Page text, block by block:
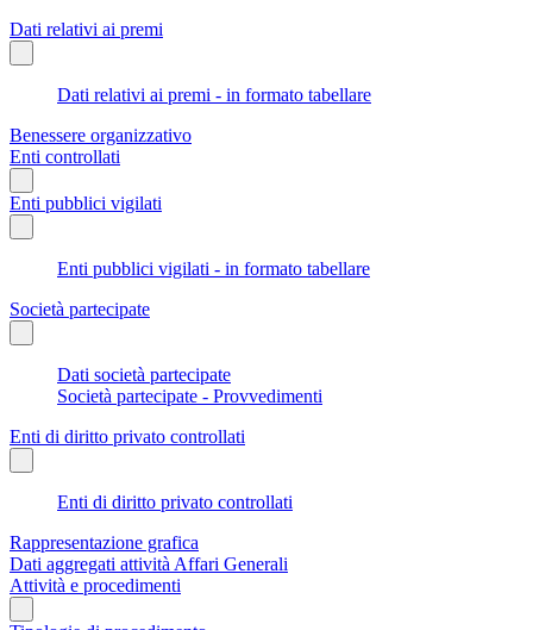
Dati relativi ai premi
Dati relativi ai premi - in formato tabellare
Benessere organizzativo
Enti controllati
Enti pubblici vigilati
Enti pubblici vigilati - in formato tabellare
Società partecipate
Dati società partecipate
Società partecipate - Provvedimenti
Enti di diritto privato controllati
Enti di diritto privato controllati
Rappresentazione grafica
Dati aggregati attività Affari Generali
Attività e procedimenti